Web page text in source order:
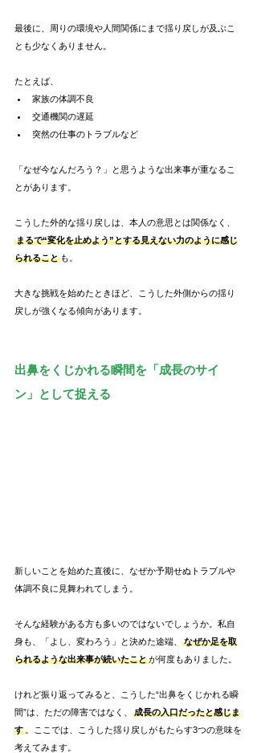
最後に、周りの環境や人間関係にまで揺り戻しが及ぶこ
とも少なくありません。
たとえば、
家族の体調不良
交通機関の遅延
突然の仕事のトラブルなど
「なぜ今なんだろう？」と思うような出来事が重なるこ
とがあります。
こうした外的な揺り戻しは、本人の意思とは関係なく、
まるで“変化を止めよう”とする見えない力のように感じ
られること も。
大きな挑戦を始めたときほど、こうした外側からの揺り
戻しが強くなる傾向があります。
出鼻をくじかれる瞬間を「成長のサイ
ン」として捉える
新しいことを始めた直後に、なぜか予期せぬトラブルや
体調不良に見舞われてしまう。
そんな経験がある方も多いのではないでしょうか。私自
身も、「よし、変わろう」と決めた途端、
なぜか足を取
られるような出来事が続いたことが何度もありました。
けれど振り返ってみると、こうした“出鼻をくじかれる瞬
間”は、ただの障害ではなく、
成長の入口だったと感じま
す 。ここでは、こうした揺り戻しがもたらす3つの意味を
考えてみます。